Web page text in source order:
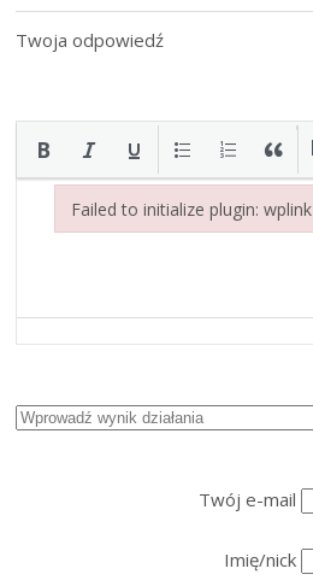
Twoja odpowiedź
Twój e-mail
Imię/nick
Failed to initialize plugin: wplink
Failed to initialize plugin: wplink